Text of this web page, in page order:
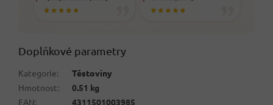
Doplňkové parametry
Kategorie:
Těstoviny
Hmotnost:
0.51 kg
EAN: 4311501003985